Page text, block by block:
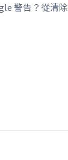
警告？從清除